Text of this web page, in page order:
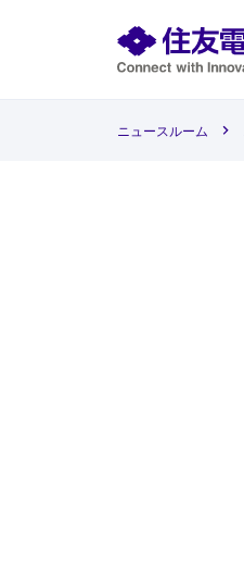
ニュースルーム